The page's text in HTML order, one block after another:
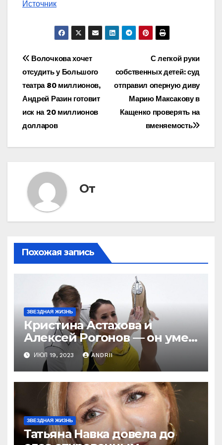
Источник
Навигация
по
записям
С легкой руки
собственных детей: суд
отправил оперную диву
Марию Максакову в
Кащенко проверять на
вменяемость
Волочкова хочет
отсудить у Большого
театра 80 миллионов,
Андрей Разин готовит
иск на 20 миллионов
долларов
От
Похожая запись
ЗВЕЗДНАЯ ЖИЗНЬ
Кристина Астахова и
Алексей Рогонов — он умер
ради неё, а зря! Как
непредсказуема жизнь!
ИЮЛ 19, 2023 ANDRII
ЗВЕЗДНАЯ ЖИЗНЬ
Татьяна Навка довела до